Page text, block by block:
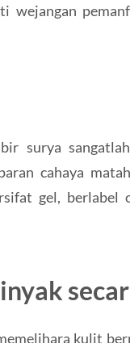
wejangan
surya
cahaya
gel, berlabel
kulit